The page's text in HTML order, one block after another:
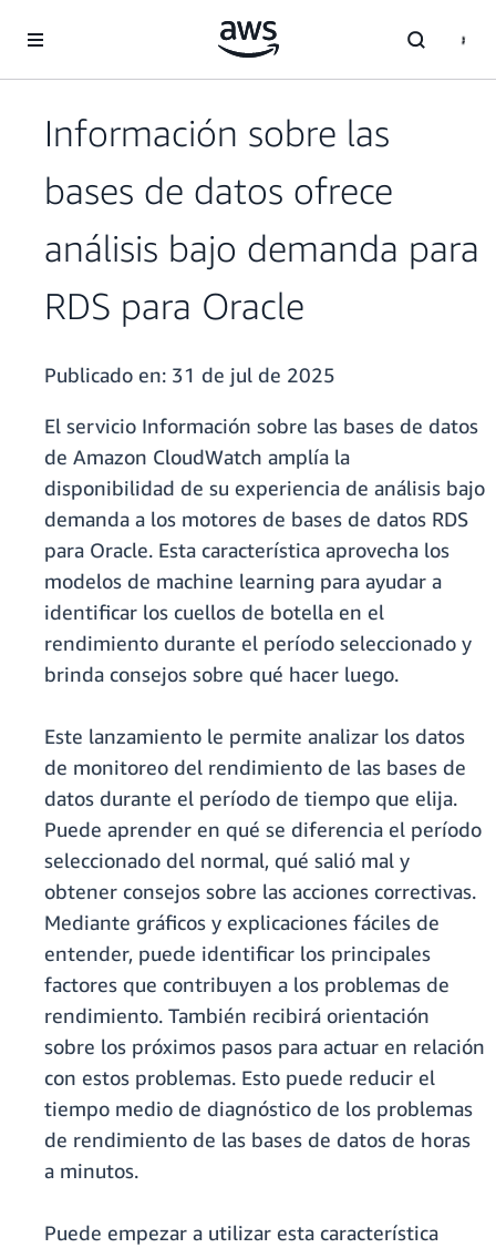
Información sobre las
bases de datos ofrece
análisis bajo demanda para
RDS para Oracle
Publicado en: 31 de jul de 2025
El servicio Información sobre las bases de datos
de Amazon CloudWatch amplía la
disponibilidad de su experiencia de análisis bajo
demanda a los motores de bases de datos RDS
para Oracle. Esta característica aprovecha los
modelos de machine learning para ayudar a
identificar los cuellos de botella en el
rendimiento durante el período seleccionado y
brinda consejos sobre qué hacer luego.
Este lanzamiento le permite analizar los datos
de monitoreo del rendimiento de las bases de
datos durante el período de tiempo que elija.
Puede aprender en qué se diferencia el período
seleccionado del normal, qué salió mal y
obtener consejos sobre las acciones correctivas.
Mediante gráficos y explicaciones fáciles de
entender, puede identificar los principales
factores que contribuyen a los problemas de
rendimiento. También recibirá orientación
sobre los próximos pasos para actuar en relación
con estos problemas. Esto puede reducir el
tiempo medio de diagnóstico de los problemas
de rendimiento de las bases de datos de horas
a minutos.
Puede empezar a utilizar esta característica